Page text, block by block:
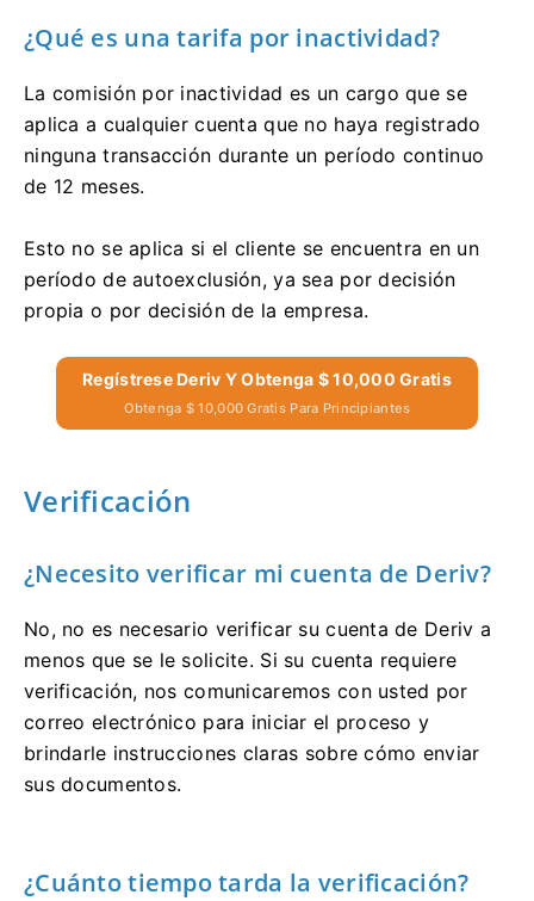
¿Qué es una tarifa por inactividad?
La comisión por inactividad es un cargo que se
aplica a cualquier cuenta que no haya registrado
ninguna transacción durante un período continuo
de 12 meses.
Esto no se aplica si el cliente se encuentra en un
período de autoexclusión, ya sea por decisión
propia o por decisión de la empresa.
Regístrese Deriv Y Obtenga $ 10,000 Gratis
Obtenga $ 10,000 Gratis Para Principiantes
Verificación
¿Necesito verificar mi cuenta de Deriv?
No, no es necesario verificar su cuenta de Deriv a
menos que se le solicite. Si su cuenta requiere
verificación, nos comunicaremos con usted por
correo electrónico para iniciar el proceso y
brindarle instrucciones claras sobre cómo enviar
sus documentos.
¿Cuánto tiempo tarda la verificación?